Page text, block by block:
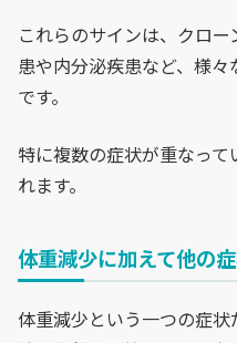
これらのサインは、クロ
患や内分泌疾患など、様
です。
特に複数の症状が重なっ
れます。
体重減少に加えて他の
体重減少という一つの症